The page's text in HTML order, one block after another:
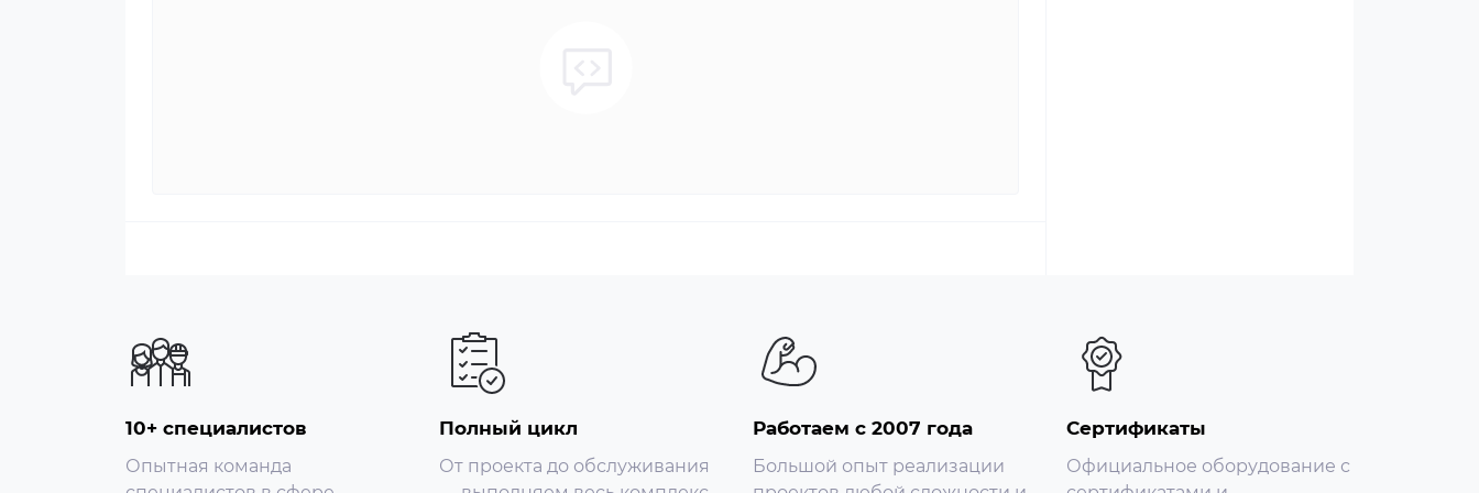
60 Гц: 30 кадров в секунду (1920 × 1080, 1280 × 960, 1280 × 720, 704 × 480, 640 × 480, 352 × 240)
Сжатие видео:
10+ специалистов
Опытная команда
Полный цикл
От проекта до обслуживания
Работаем с 2007 года
Большой опыт реализации
Сертификаты
Официальное оборудование с